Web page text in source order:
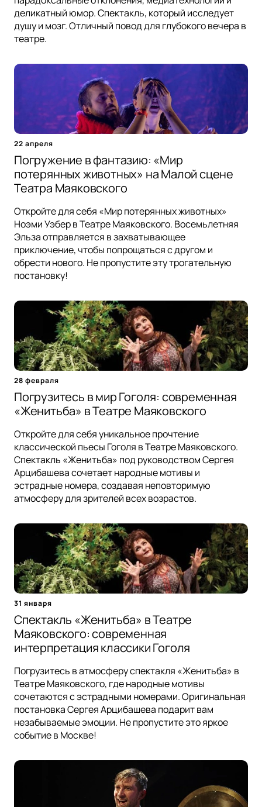
деликатный юмор. Спектакль, который исследует
душу и мозг. Отличный повод для глубокого вечера в
театре.
22 апреля
Погружение в фантазию: «Мир
потерянных животных» на Малой сцене
Театра Маяковского
Откройте для себя «Мир потерянных животных»
Ноэми Уэбер в Театре Маяковского. Восемьлетняя
Эльза отправляется в захватывающее
приключение, чтобы попрощаться с другом и
обрести нового. Не пропустите эту трогательную
постановку!
28 февраля
Погрузитесь в мир Гоголя: современная
«Женитьба» в Театре Маяковского
Откройте для себя уникальное прочтение
классической пьесы Гоголя в Театре Маяковского.
Спектакль «Женитьба» под руководством Сергея
Арцибашева сочетает народные мотивы и
эстрадные номера, создавая неповторимую
атмосферу для зрителей всех возрастов.
31 января
Спектакль «Женитьба» в Театре
Маяковского: современная
интерпретация классики Гоголя
Погрузитесь в атмосферу спектакля «Женитьба» в
Театре Маяковского, где народные мотивы
сочетаются с эстрадными номерами. Оригинальная
постановка Сергея Арцибашева подарит вам
незабываемые эмоции. Не пропустите это яркое
событие в Москве!